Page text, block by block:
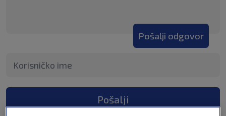
Pošalji odgovor
Pošalji